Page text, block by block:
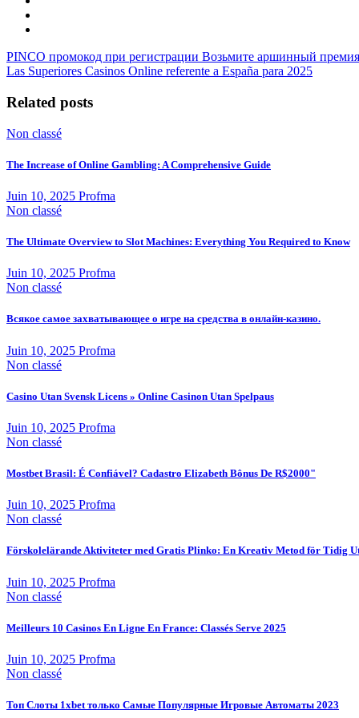
PINCO промокод при регистрации Возьмите аршинный
Las Superiores Casinos Online referente a España para 2025
Related posts
Non classé
The Increase of Online Gambling: A Comprehensive Guide
Juin 10, 2025 Profma
Non classé
The Ultimate Overview to Slot Machines: Everything You Required to Know
Juin 10, 2025 Profma
Non classé
Всякое самое захватывающее о игре на средства в онлайн-казино.
Juin 10, 2025 Profma
Non classé
Casino Utan Svensk Licens » Online Casinon Utan Spelpaus
Juin 10, 2025 Profma
Non classé
Mostbet Brasil: É Confiável? Cadastro Elizabeth Bônus De R$2000"
Juin 10, 2025 Profma
Non classé
Förskolelärande Aktiviteter med Gratis Plinko: En Kreativ Metod för Tidig
Juin 10, 2025 Profma
Non classé
Meilleurs 10 Casinos En Ligne En France: Classés Serve 2025
Juin 10, 2025 Profma
Non classé
Топ Слоты 1xbet только Самые Популярные Игровые Автоматы 2023